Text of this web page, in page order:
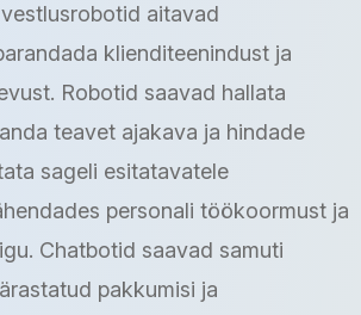
aitavad
klienditeenindust ja
Robotid saavad hallata
teavet ajakava ja hindade
sageli esitatavatele
personali töökoormust ja
Chatbotid saavad samuti
pakkumisi ja